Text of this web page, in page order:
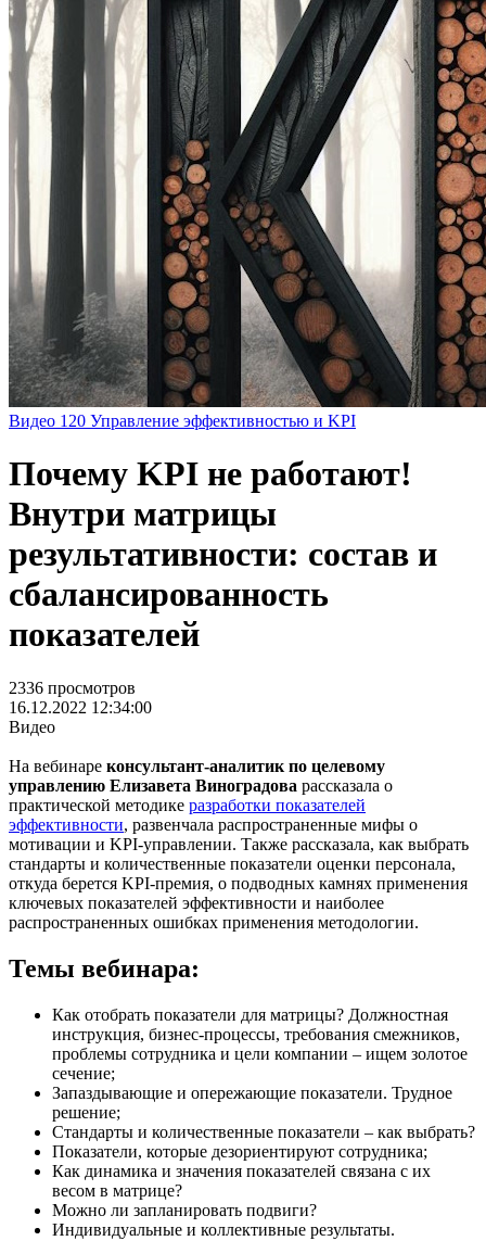
Видео 120 Управление эффективностью и KPI
Почему KPI не работают!
Внутри матрицы
результативности: состав и
сбалансированность
показателей
2336 просмотров
16.12.2022 12:34:00
Видео
На вебинаре консультант-аналитик по целевому
управлению Елизавета Виноградова рассказала о
практической методике разработки показателей
эффективности, развенчала распространенные мифы о
мотивации и KPI-управлении. Также рассказала, как выбрать
стандарты и количественные показатели оценки персонала,
откуда берется KPI-премия, о подводных камнях применения
ключевых показателей эффективности и наиболее
распространенных ошибках применения методологии.
Темы вебинара:
Как отобрать показатели для матрицы? Должностная
инструкция, бизнес-процессы, требования смежников,
проблемы сотрудника и цели компании – ищем золотое
сечение;
Запаздывающие и опережающие показатели. Трудное
решение;
Стандарты и количественные показатели – как выбрать?
Показатели, которые дезориентируют сотрудника;
Как динамика и значения показателей связана с их
весом в матрице?
Можно ли запланировать подвиги?
Индивидуальные и коллективные результаты.